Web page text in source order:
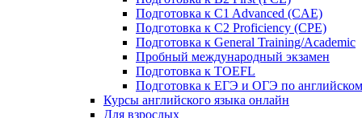
Подготовка к C1 Advanced (CAE)
Подготовка к C2 Proficiency (CPE)
Подготовка к General Training/Academic
Пробный международный экзамен
Подготовка к TOEFL
Подготовка к ЕГЭ и ОГЭ по
Курсы английского языка онлайн
Для взрослых